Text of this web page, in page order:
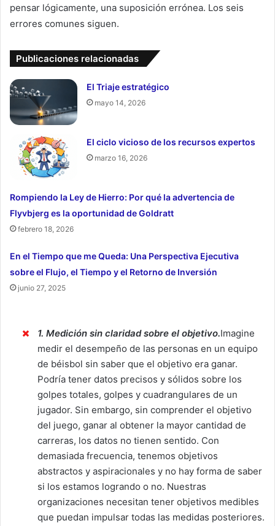
pensar lógicamente, una suposición errónea. Los seis
errores comunes siguen.
Publicaciones relacionadas
El Triaje estratégico
mayo 14, 2026
El ciclo vicioso de los recursos expertos
marzo 16, 2026
Rompiendo la Ley de Hierro: Por qué la advertencia de
Flyvbjerg es la oportunidad de Goldratt
febrero 18, 2026
En el Tiempo que me Queda: Una Perspectiva Ejecutiva
sobre el Flujo, el Tiempo y el Retorno de Inversión
junio 27, 2025
1. Medición sin claridad sobre el objetivo.Imagine
medir el desempeño de las personas en un equipo
de béisbol sin saber que el objetivo era ganar.
Podría tener datos precisos y sólidos sobre los
golpes totales, golpes y cuadrangulares de un
jugador. Sin embargo, sin comprender el objetivo
del juego, ganar al obtener la mayor cantidad de
carreras, los datos no tienen sentido. Con
demasiada frecuencia, tenemos objetivos
abstractos y aspiracionales y no hay forma de saber
si los estamos logrando o no. Nuestras
organizaciones necesitan tener objetivos medibles
que puedan impulsar todas las medidas posteriores.